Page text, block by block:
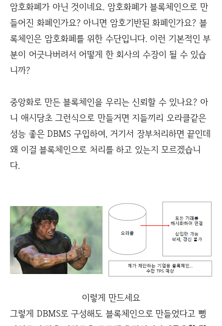
암호화폐가 아닌 것이네요. 암호화폐가 블록체인으로 만
들어진 화폐인가요? 아니면 암호기반된 화폐인가요? 블
록체인은 암호화폐를 위한 수단입니다. 이런 기본적인 부
분이 어긋나버려서 어떻게 한 회사의 수장이 될 수 있습
니까?
중앙화로 만든 블록체인을 우리는 신뢰할 수 있나요? 아
니 애시당초 그런식으로 만들거면 지들끼리 오라클같은
성능 좋은 DBMS 구입하여, 거기서 장부처리하면 끝인데
왜 이걸 블록체인으로 처리를 하고 있는지 모르겠습니
다.
이렇게 만드세요
그렇게 DBMS로 구성해도 블록체인으로 만들었다고 뻥